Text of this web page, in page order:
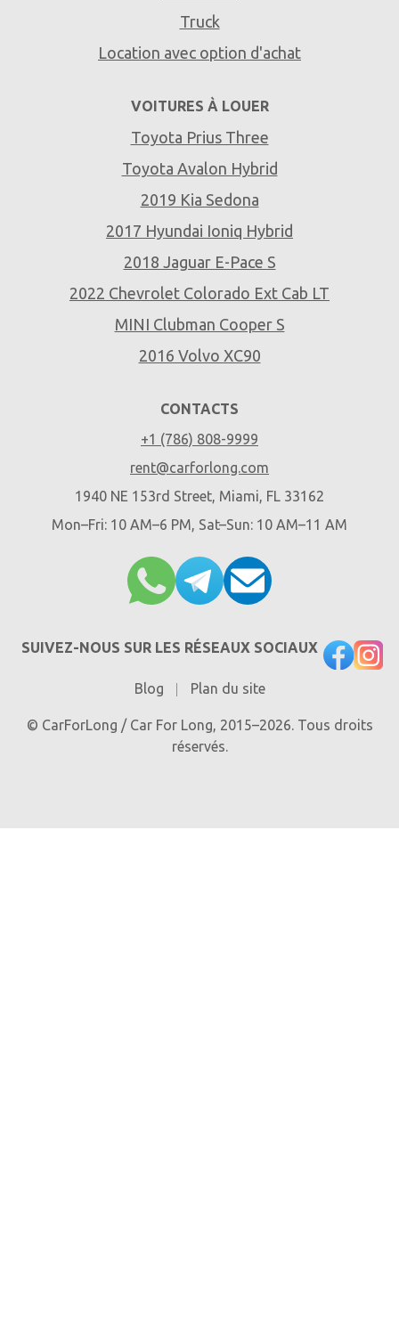
Truck
Location avec option d'achat
VOITURES À LOUER
Toyota Prius Three
Toyota Avalon Hybrid
2019 Kia Sedona
2017 Hyundai Ioniq Hybrid
2018 Jaguar E-Pace S
2022 Chevrolet Colorado Ext Cab LT
MINI Clubman Cooper S
2016 Volvo XC90
CONTACTS
+1 (786) 808-9999
rent@carforlong.com
1940 NE 153rd Street, Miami, FL 33162
Mon–Fri: 10 AM–6 PM, Sat–Sun: 10 AM–11 AM
SUIVEZ-NOUS SUR LES RÉSEAUX SOCIAUX
Blog Plan du site
© CarForLong / Car For Long, 2015–2026. Tous droits
réservés.